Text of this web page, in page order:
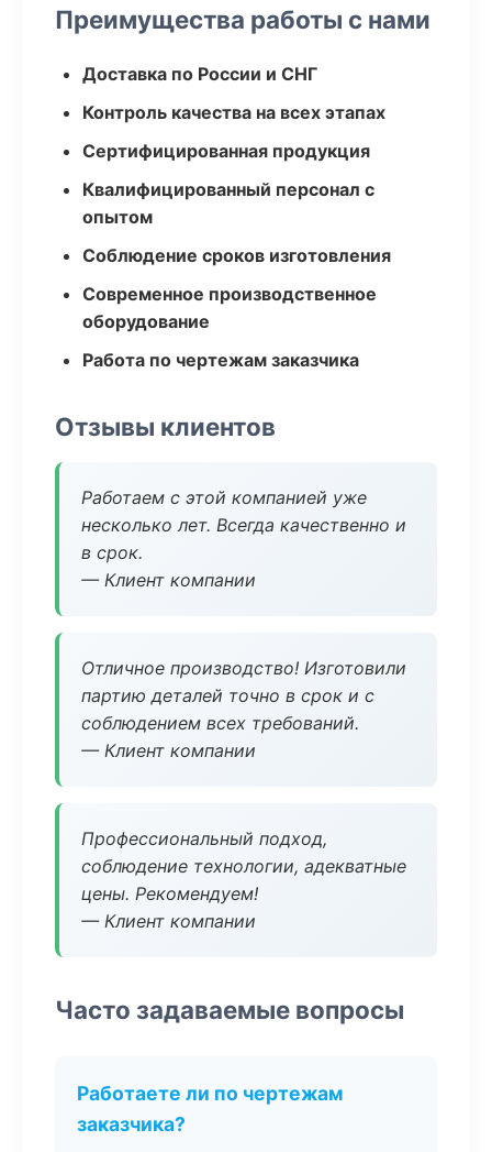
Преимущества работы с нами
Доставка по России и СНГ
Контроль качества на всех этапах
Сертифицированная продукция
Квалифицированный персонал с
опытом
Соблюдение сроков изготовления
Современное производственное
оборудование
Работа по чертежам заказчика
Отзывы клиентов
Работаем с этой компанией уже
несколько лет. Всегда качественно и
в срок.
— Клиент компании
Отличное производство! Изготовили
партию деталей точно в срок и с
соблюдением всех требований.
— Клиент компании
Профессиональный подход,
соблюдение технологии, адекватные
цены. Рекомендуем!
— Клиент компании
Часто задаваемые вопросы
Работаете ли по чертежам
заказчика?